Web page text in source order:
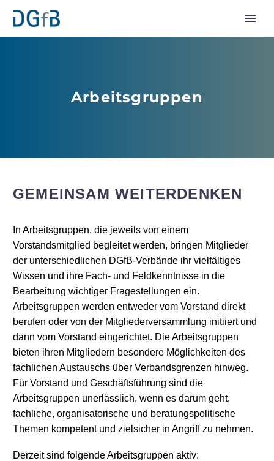
Arbeitsgruppen
GEMEINSAM WEITERDENKEN
In Arbeitsgruppen, die jeweils von einem
Vorstandsmitglied begleitet werden, bringen Mitglieder
der unterschiedlichen DGfB-Verbände ihr vielfältiges
Wissen und ihre Fach- und Feldkenntnisse in die
Bearbeitung wichtiger Fragestellungen ein.
Arbeitsgruppen werden entweder vom Vorstand direkt
berufen oder von der Mitgliederversammlung initiiert und
dann vom Vorstand eingerichtet. Die Arbeitsgruppen
bieten ihren Mitgliedern besondere Möglichkeiten des
fachlichen Austauschs über Verbandsgrenzen hinweg.
Für Vorstand und Geschäftsführung sind die
Arbeitsgruppen unerlässlich, wenn es darum geht,
fachliche, organisatorische und beratungspolitische
Themen kompetent und zielsicher in Angriff zu nehmen.
Derzeit sind folgende Arbeitsgruppen aktiv: